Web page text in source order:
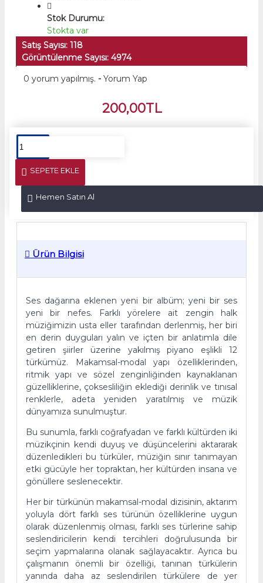
Stok Durumu:
Stokta var
Satış Sayısı: 118
Görüntülenme Sayısı: 4974
0 yorum yapılmış. - Yorum Yap
200,00TL
SEPETE EKLE
Hemen Satın Al
Ürün Bilgisi
Ses dağarına eklenen yeni bir albüm; yeni bir ses
yeni bir nefes. Farklı yörelere ait zengin halk
müziğimizin usta eller tarafından derlenmiş, her biri
en derin duyguları yalın ve içten bir anlatımla dile
getiren şiirler üzerine yakılmış piyano eşlikli 12
türkümüz. Makamsal-modal yapı özelliklerinden,
ritmik yapı ve sözel zenginliğinden kaynaklanan
güzelliklerine, çoksesliliğin eklediği derinlik ve tınısal
renklerle, adeta yeniden yaratılmış ve müzik
dünyamıza sunulmuştur.
Bu sunumla, farklı coğrafyadan ve farklı kültürden iki
müzikçinin kendi duyuş ve düşüncelerini aktararak
düzenledikleri bu türküler, müziğin sınır tanımayan
etki gücüyle her topraktan, her kültürden insana ve
gönüllere seslenecektir.
Her bir türkünün makamsal-modal dizisinin, aktarım
yoluyla dört farklı ses türünün özelliklerine uygun
olarak düzenlenmiş olması, farklı ses türlerine sahip
seslendiricilerin kendi tercihleri doğrulusunda bir
seçim yapmalarına olanak sağlayacaktır. Ayrıca bu
çalışmanın önemli bir özelliği, tanınan türkülerin
yanında daha az seslendirilen türkülere de yer